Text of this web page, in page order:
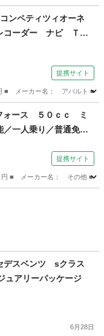
ンペティツィオーネ
コーダー ナビ Ｔ
提携サイト
■ メーカー名： アバルト
ォース ５０ｃｃ ミ
／一人乗り／普通免許
提携サイト
■ メーカー名： その他 ■
デスベンツ sクラス
ュアリーパッケージ
6月28日